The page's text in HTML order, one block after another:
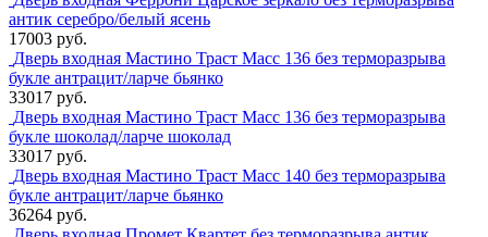
антик серебро/белый ясень
17003 руб.
Дверь входная Мастино Траст Масс 136 без терморазрыва
букле антрацит/ларче бьянко
33017 руб.
Дверь входная Мастино Траст Масс 136 без терморазрыва
букле шоколад/ларче шоколад
33017 руб.
Дверь входная Мастино Траст Масс 140 без терморазрыва
букле антрацит/ларче бьянко
36264 руб.